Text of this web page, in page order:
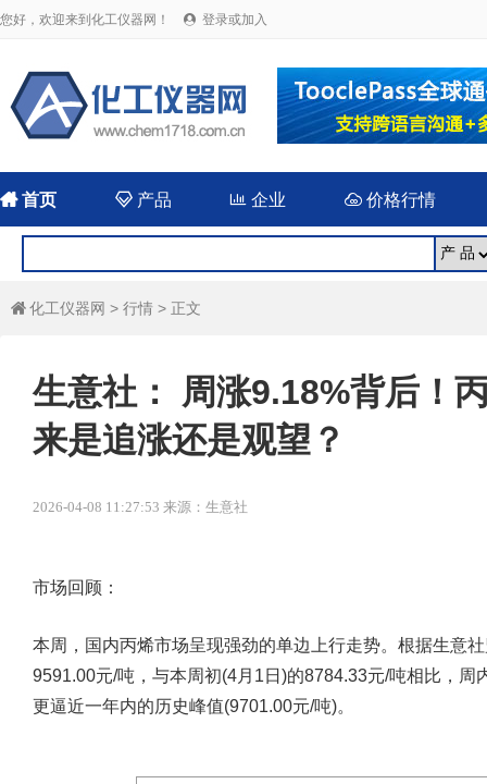
您好，欢迎来到化工仪器网！  登录或加入
首页 产品  企业 价格行情
 化工仪器网 > 行情 > 正文
生意社： 周涨9.18%背后！
来是追涨还是观望？
2026-04-08 11:27:53 来源：生意社
市场回顾：
本周，国内丙烯市场呈现强劲的单边上行走势。根据生意
9591.00元/吨，与本周初(4月1日)的8784.33元/吨相比，
更逼近一年内的历史峰值(9701.00元/吨)。